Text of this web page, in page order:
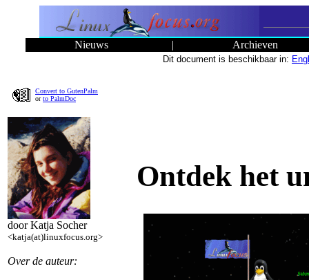
Nieuws | Archieven
Dit document is beschikbaar in:
Convert to GutenPalm
orto PalmDoc
door Katja Socher
<katja(at)linuxfocus.org>
Over de auteur:
Ontdek het